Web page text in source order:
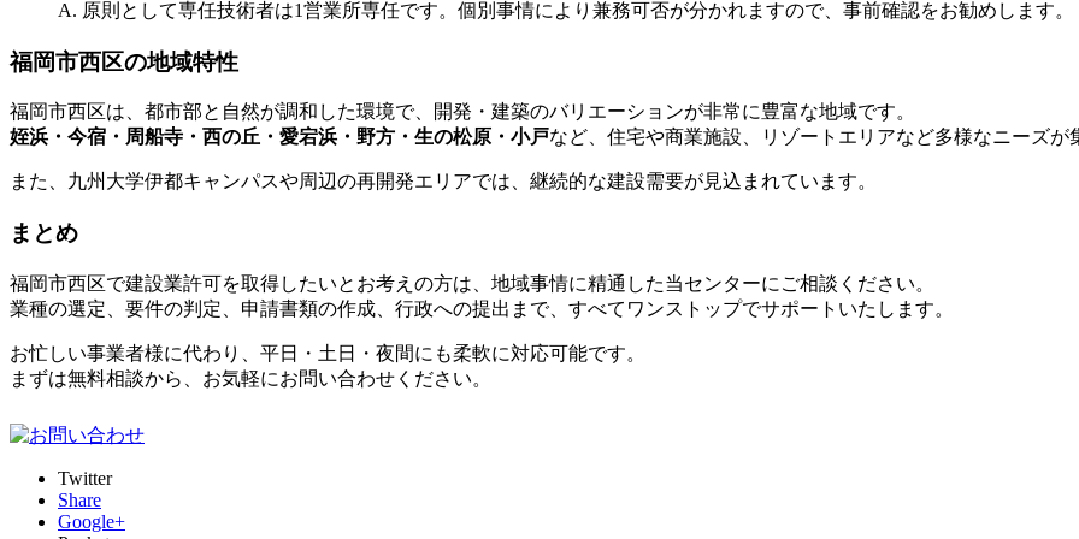
A. 原則として専任技術者は1営業所専任です。個別事情により兼務可否が分かれますので、事前確認をお勧めします。
福岡市西区の地域特性
福岡市西区は、都市部と自然が調和した環境で、開発・建築のバリエーションが非常に豊富な地域です。
姪浜・今宿・周船寺・西の丘・愛宕浜・野方・生の松原・小戸など、住宅や商業施設、リゾートエリアなど多様なニーズが
また、九州大学伊都キャンパスや周辺の再開発エリアでは、継続的な建設需要が見込まれています。
まとめ
福岡市西区で建設業許可を取得したいとお考えの方は、地域事情に精通した当センターにご相談ください。
業種の選定、要件の判定、申請書類の作成、行政への提出まで、すべてワンストップでサポートいたします。
お忙しい事業者様に代わり、平日・土日・夜間にも柔軟に対応可能です。
まずは無料相談から、お気軽にお問い合わせください。
Twitter
Share
Google+